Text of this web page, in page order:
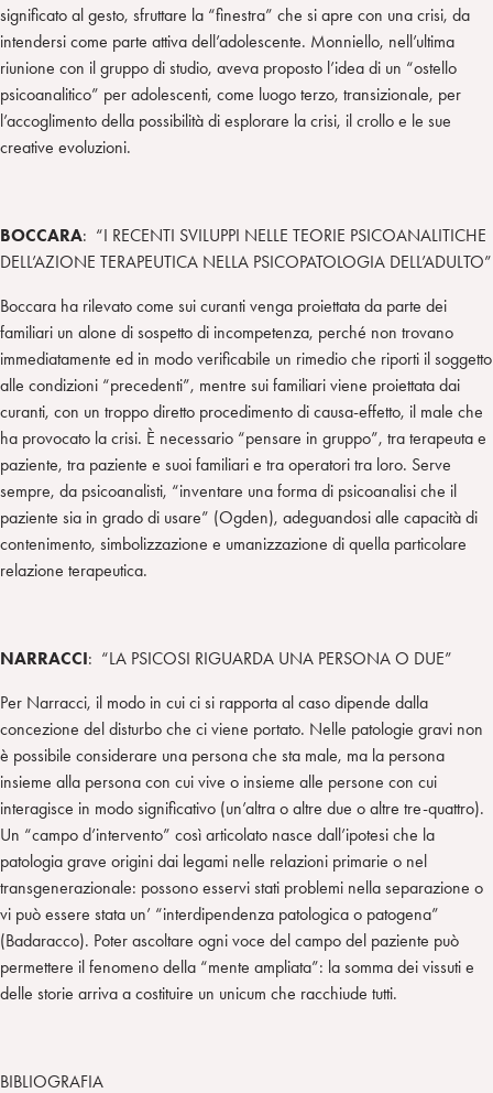
significato al gesto, sfruttare la “finestra” che si apre con una crisi, da
intendersi come parte attiva dell’adolescente. Monniello, nell’ultima
riunione con il gruppo di studio, aveva proposto l’idea di un “ostello
psicoanalitico” per adolescenti, come luogo terzo, transizionale, per
l’accoglimento della possibilità di esplorare la crisi, il crollo e le sue
creative evoluzioni.
BOCCARA: “I RECENTI SVILUPPI NELLE TEORIE PSICOANALITICHE
DELL’AZIONE TERAPEUTICA NELLA PSICOPATOLOGIA DELL’ADULTO”
Boccara ha rilevato come sui curanti venga proiettata da parte dei
familiari un alone di sospetto di incompetenza, perché non trovano
immediatamente ed in modo verificabile un rimedio che riporti il soggetto
alle condizioni “precedenti”, mentre sui familiari viene proiettata dai
curanti, con un troppo diretto procedimento di causa-effetto, il male che
ha provocato la crisi. È necessario “pensare in gruppo”, tra terapeuta e
paziente, tra paziente e suoi familiari e tra operatori tra loro. Serve
sempre, da psicoanalisti, “inventare una forma di psicoanalisi che il
paziente sia in grado di usare” (Ogden), adeguandosi alle capacità di
contenimento, simbolizzazione e umanizzazione di quella particolare
relazione terapeutica.
NARRACCI: “LA PSICOSI RIGUARDA UNA PERSONA O DUE”
Per Narracci, il modo in cui ci si rapporta al caso dipende dalla
concezione del disturbo che ci viene portato. Nelle patologie gravi non
è possibile considerare una persona che sta male, ma la persona
insieme alla persona con cui vive o insieme alle persone con cui
interagisce in modo significativo (un’altra o altre due o altre tre-quattro).
Un “campo d’intervento” così articolato nasce dall’ipotesi che la
patologia grave origini dai legami nelle relazioni primarie o nel
transgenerazionale: possono esservi stati problemi nella separazione o
vi può essere stata un’ “interdipendenza patologica o patogena”
(Badaracco). Poter ascoltare ogni voce del campo del paziente può
permettere il fenomeno della “mente ampliata”: la somma dei vissuti e
delle storie arriva a costituire un unicum che racchiude tutti.
BIBLIOGRAFIA